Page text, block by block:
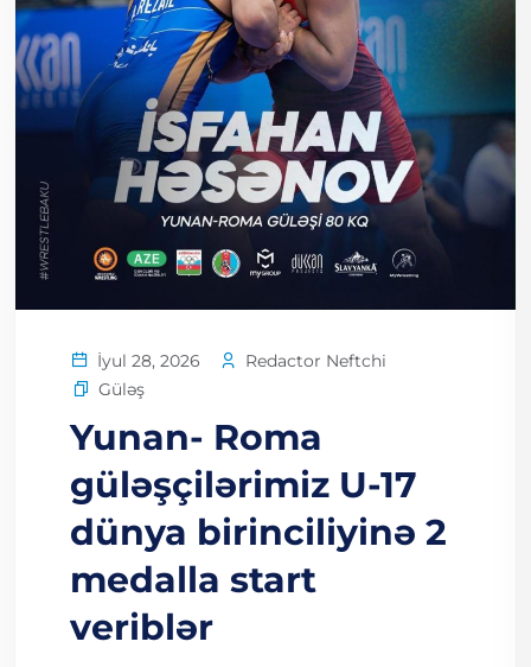
İyul 28, 2026
Redactor Neftchi
Güləş
Yunan- Roma
güləşçilərimiz U-17
dünya birinciliyinə 2
medalla start
veriblər